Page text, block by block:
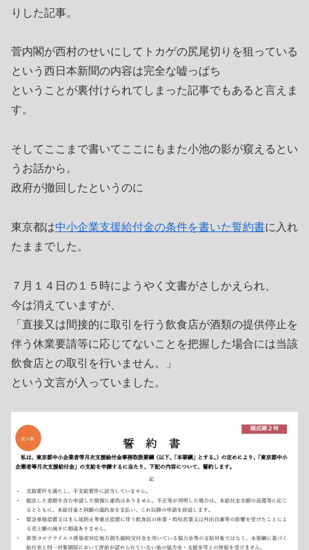
りした記事。
菅内閣が西村のせいにしてトカゲの尻尾切りを狙っている
という西日本新聞の内容は完全な嘘っぱち
ということが裏付けられてしまった記事でもあると言えま
す。
そしてここまで書いてここにもまた小池の影が窺えるとい
うお話から。
政府が撤回したというのに
東京都は中小企業支援給付金の条件を書いた誓約書に入れ
たままでした。
７月１４日の１５時にようやく文書がさしかえられ、
今は消えていますが、
「直接又は間接的に取引を行う飲食店が酒類の提供停止を
伴う休業要請等に応じてないことを把握した場合には当該
飲食店との取引を行いません。」
という文言が入っていました。